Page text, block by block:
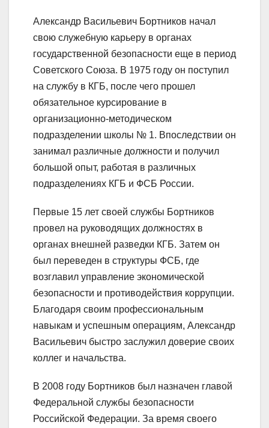
Александр Васильевич Бортников начал
свою служебную карьеру в органах
государственной безопасности еще в период
Советского Союза. В 1975 году он поступил
на службу в КГБ, после чего прошел
обязательное курсирование в
организационно-методическом
подразделении школы № 1. Впоследствии он
занимал различные должности и получил
большой опыт, работая в различных
подразделениях КГБ и ФСБ России.
Первые 15 лет своей службы Бортников
провел на руководящих должностях в
органах внешней разведки КГБ. Затем он
был переведен в структуры ФСБ, где
возглавил управление экономической
безопасности и противодействия коррупции.
Благодаря своим профессиональным
навыкам и успешным операциям, Александр
Васильевич быстро заслужил доверие своих
коллег и начальства.
В 2008 году Бортников был назначен главой
Федеральной службы безопасности
Российской Федерации. За время своего